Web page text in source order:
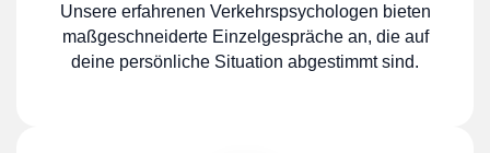
Unsere erfahrenen Verkehrspsychologen bieten
maßgeschneiderte Einzelgespräche an, die auf
deine persönliche Situation abgestimmt sind.